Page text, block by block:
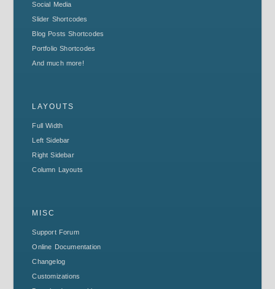
Social Media
Slider Shortcodes
Blog Posts Shortcodes
Portfolio Shortcodes
And much more!
LAYOUTS
Full Width
Left Sidebar
Right Sidebar
Column Layouts
MISC
Support Forum
Online Documentation
Changelog
Customizations